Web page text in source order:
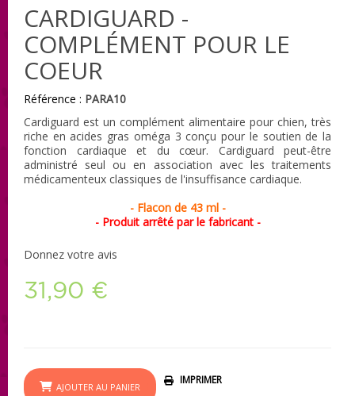
CARDIGUARD -
COMPLÉMENT POUR LE
COEUR
Référence : PARA10
Cardiguard est un complément alimentaire pour chien, très
riche en acides gras oméga 3 conçu pour le soutien de la
fonction cardiaque et du cœur. Cardiguard peut-être
administré seul ou en association avec les traitements
médicamenteux classiques de l'insuffisance cardiaque.
- Flacon de 43 ml -
- Produit arrêté par le fabricant -
Donnez votre avis
31,90 €
AJOUTER AU PANIER
IMPRIMER